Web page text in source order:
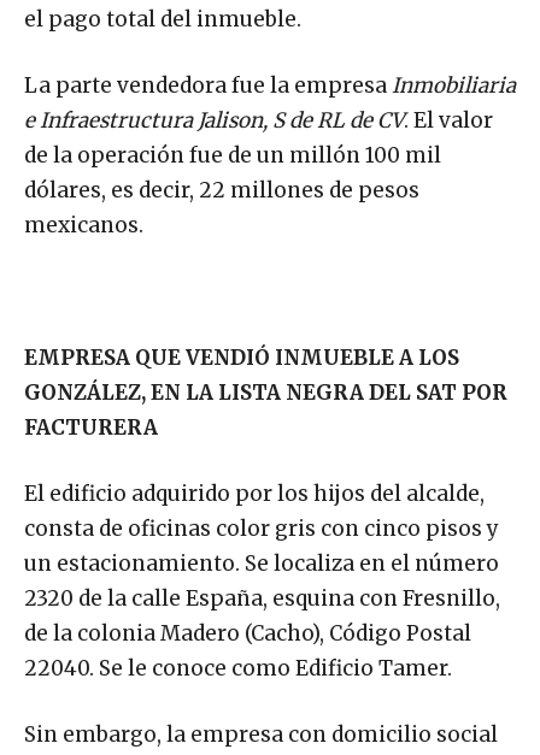
el pago total del inmueble.
La parte vendedora fue la empresaInmobiliaria
e Infraestructura Jalison, S de RL de CV. El valor
de la operación fue de un millón 100 mil
dólares, es decir, 22 millones de pesos
mexicanos.
EMPRESA QUE VENDIÓ INMUEBLE A LOS
GONZÁLEZ, EN LA LISTA NEGRA DEL SAT POR
FACTURERA
El edificio adquirido por los hijos del alcalde,
consta de oficinas color gris con cinco pisos y
un estacionamiento. Se localiza en el número
2320 de la calle España, esquina con Fresnillo,
de la colonia Madero (Cacho), Código Postal
22040. Se le conoce como Edificio Tamer.
Sin embargo, la empresa con domicilio social